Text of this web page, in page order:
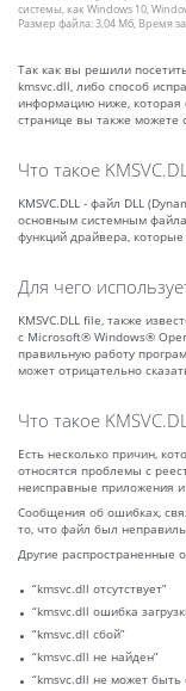
системы, как Windows 10,
Размер файла: 3,04 Мб, Время
Так как вы решили
kmsvc.dll, либо способ
информацию ниже, которая
странице вы также можете
Что такое
KMSVC.DLL - файл DLL
основным системным
функций драйвера,
Для чего
KMSVC.DLL file, также
с Microsoft® Windows®
правильную работу
может отрицательно
Что такое
Есть несколько причин,
относятся проблемы с
неисправные приложения и
Сообщения об ошибках,
то, что файл был
Другие распространенные
“kmsvc.dll отсутствует”
“kmsvc.dll ошибка
“kmsvc.dll сбой”
“kmsvc.dll не найден”
“kmsvc.dll не может быть